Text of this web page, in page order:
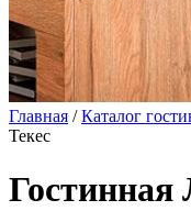
Главная /Каталог
Текес
Гостинная